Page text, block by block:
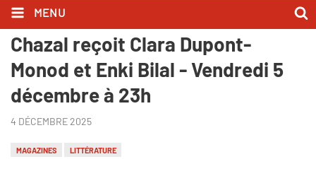
MENU
Au bonheur des livres - Claire
Chazal reçoit Clara Dupont-
Monod et Enki Bilal - Vendredi 5
décembre à 23h
4 DÉCEMBRE 2025
MAGAZINES LITTÉRATURE